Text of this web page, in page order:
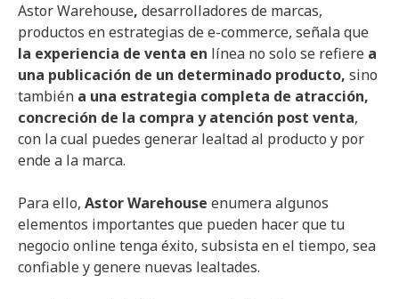
Astor Warehouse, desarrolladores de marcas,
productos en estrategias de e-commerce, señala que
la experiencia de venta en línea no solo se refiere a
una publicación de un determinado producto, sino
también a una estrategia completa de atracción,
concreción de la compra y atención post venta,
con la cual puedes generar lealtad al producto y por
ende a la marca.
Para ello, AstorWarehouse enumera algunos
elementos importantes que pueden hacer que tu
negocio online tenga éxito, subsista en el tiempo, sea
confiable y genere nuevas lealtades.